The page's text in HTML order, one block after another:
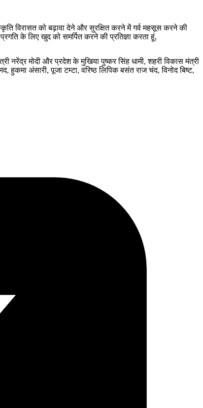
विरासत को बढ़ावा देने और सुरक्षित करने में गर्व महसूस करने की
के लिए खुद को समर्पित करने की प्रतिज्ञा करता हूं,
मोदी और प्रदेश के मुखिया पुष्कर सिंह धामी, शहरी विकास मंत्री
अंसारी, पूजा टम्टा, वरिष्ठ लिपिक बसंत राज चंद, विनोद बिष्ट,